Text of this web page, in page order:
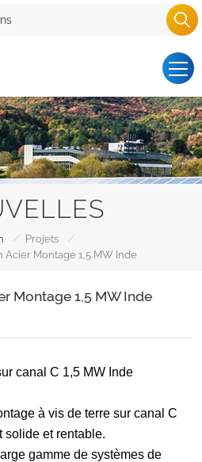
/ Projets
/
Acier Montage 1,5 MW Inde
Montage 1,5 MW Inde
canal C 1,5 MW Inde
à vis de terre sur canal C
solide et rentable.
gamme de systèmes de